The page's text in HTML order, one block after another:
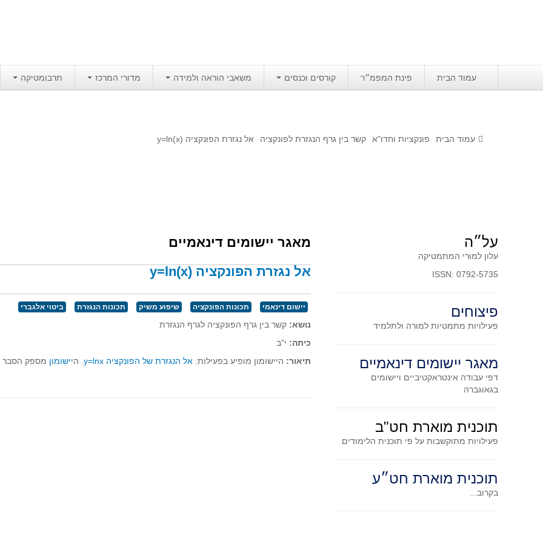
עמוד הבית פינת המפמ״ר קורסים וכנסים משאבי הוראה ולמידה מדורי המרכז תרבומטיקה
עמוד הבית פונקציות וחדו"א קשר בין גרף הנגזרת לפונקציה אל נגזרת הפונקציה y=ln(x)
מאגר יישומים דינאמיים
אל נגזרת הפונקציה y=ln(x)
יישום דינאמי תכונות הפונקציה שיפוע משיק תכונות הנגזרת ביטוי אלגברי
נושא: קשר בין גרף הפונקציה לגרף הנגזרת
כיתה: י"ב
תיאור: היישומון מופיע בפעילות: אל הנגזרת של הפונקציה y=lnx . היישומון מספק הסבר
על״ה
עלון למורי המתמטיקה
ISSN: 0792-5735
פיצוחים
פעילויות מתמטיות למורה ולתלמיד
מאגר יישומים דינאמיים
דפי עבודה אינטראקטיביים ויישומים
בגאוגברה
תוכנית מוארת חט"ב
פעילויות מתוקשבות על פי תוכנית הלימודים
תוכנית מוארת חט״ע
בקרוב...